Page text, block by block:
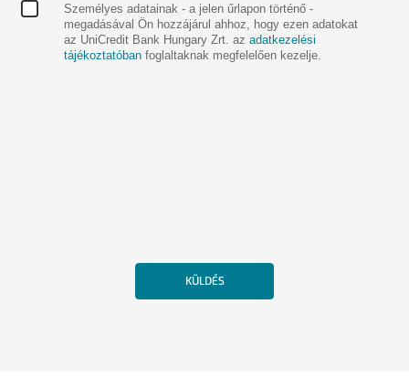
Személyes adatainak - a jelen űrlapon történő -
megadásával Ön hozzájárul ahhoz, hogy ezen adatokat
az UniCredit Bank Hungary Zrt. az adatkezelési
tájékoztatóban foglaltaknak megfelelően kezelje.